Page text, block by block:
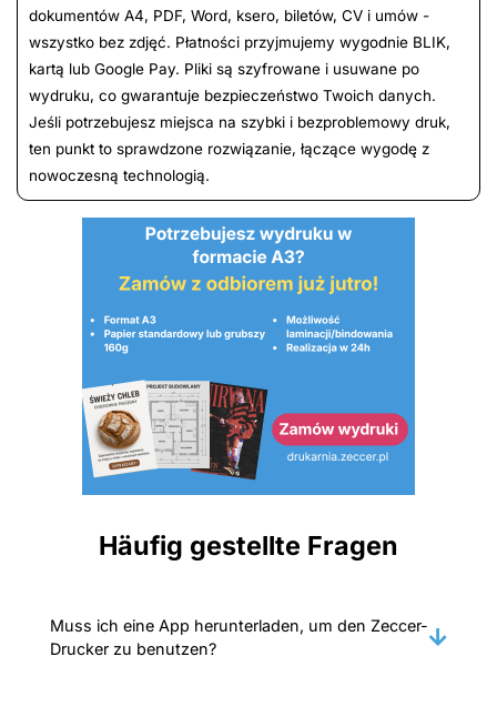
dokumentów A4, PDF, Word, ksero, biletów, CV i umów -
wszystko bez zdjęć. Płatności przyjmujemy wygodnie BLIK,
kartą lub Google Pay. Pliki są szyfrowane i usuwane po
wydruku, co gwarantuje bezpieczeństwo Twoich danych.
Jeśli potrzebujesz miejsca na szybki i bezproblemowy druk,
ten punkt to sprawdzone rozwiązanie, łączące wygodę z
nowoczesną technologią.
Häufig gestellte Fragen
Muss ich eine App herunterladen, um den Zeccer-
Drucker zu benutzen?